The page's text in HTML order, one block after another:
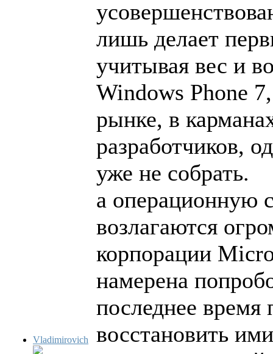
Vladimirovich
лишь делает
учитывая вес и
Windows Phone
рынке, в
разработчиков,
уже не собрать.
а операционную
возлагаются
корпорации
намерена
последнее время
восстановить